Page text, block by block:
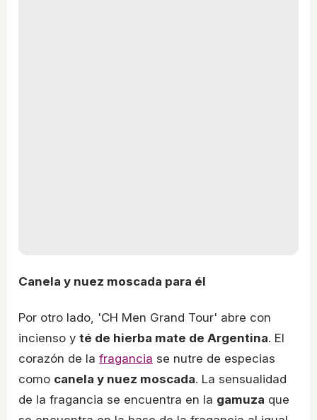
Canela y nuez moscada para él
Por otro lado, 'CH Men Grand Tour' abre con
incienso y té de hierba mate de Argentina. El
corazón de la fragancia se nutre de especias
como canela y nuez moscada. La sensualidad
de la fragancia se encuentra en la gamuza que